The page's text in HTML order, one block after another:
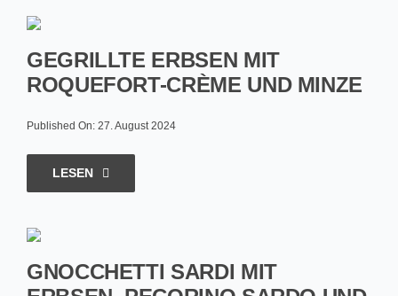
GEGRILLTE ERBSEN MIT
ROQUEFORT-CRÈME UND MINZE
Published On: 27. August 2024
LESEN
GNOCCHETTI SARDI MIT